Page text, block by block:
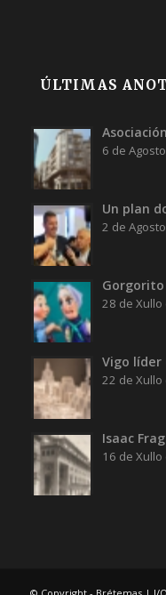
ÚLTIMAS
6 de
Un plan
2 de
Gorgorito
28 de Xullo
Vigo líder
22 de Xullo
Isaac
16 de